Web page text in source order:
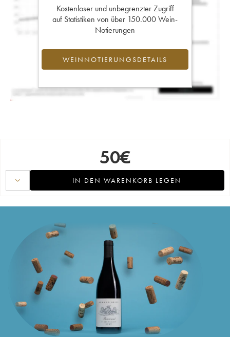
Kostenloser und unbegrenzter Zugriff
auf Statistiken von über 150.000 Wein-
Notierungen
WEINNOTIERUNGSDETAILS
50€
IN DEN WARENKORB LEGEN